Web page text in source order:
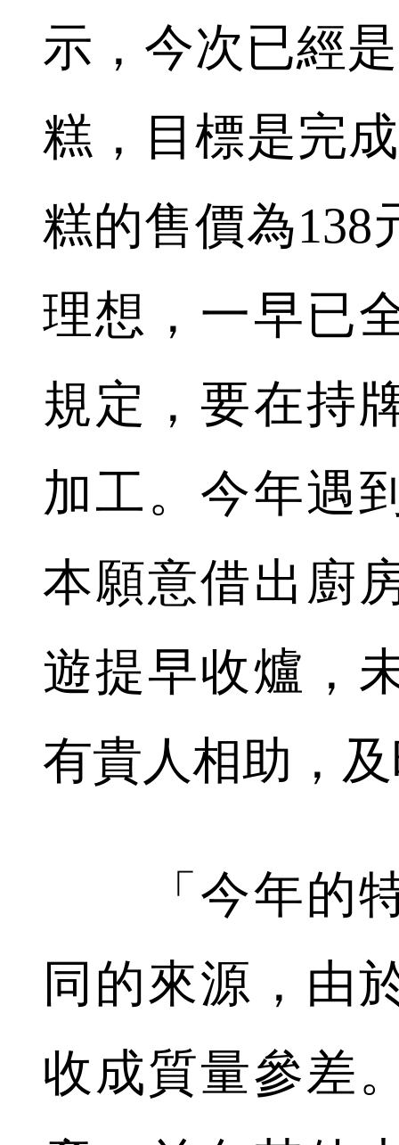
示，今次已經
糕，目標是完
糕的售價為138
理想，一早已
規定，要在持
加工。今年遇
本願意借出廚
遊提早收爐，
有貴人相助，
「今年的特
同的來源，由
收成質量參差